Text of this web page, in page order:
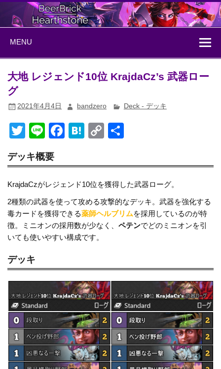
Skip
content
BeerBrick
Hearthstone
MENU
大地 レジェンド10位 KrajdaCz’s 武器ロー
グ
2021年4月4日 bandzero Deck - デッキ
T
tt
er
Li
e
F
c
e
o
o
k
H
e
n
a
C
p
y
Li
n
k
デッキ概要
KrajdaCzがレジェンド10位を獲得した武器ローグ。
2種類の武器を使って攻める攻撃的なデッキ。武器を強化する
毒カードを獲得できる薬師ヘルブリムを採用しているのが特
徴。ミニオンの採用数が少なく、ペテンでどのミニオンを引
いても使いやすい構成です。
デッキ